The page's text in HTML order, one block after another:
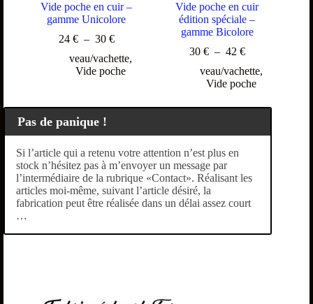
Vide poche en cuir –
gamme Unicolore
24 € – 30 €
veau/vachette,
Vide poche
Vide poche en cuir
édition spéciale –
gamme Bicolore
30 € – 42 €
veau/vachette,
Vide poche
Pas de panique !
Si l’article qui a retenu votre attention n’est plus en
stock n’hésitez pas à m’envoyer un message par
l’intermédiaire de la rubrique «Contact». Réalisant les
articles moi-même, suivant l’article désiré, la
fabrication peut être réalisée dans un délai assez court
…